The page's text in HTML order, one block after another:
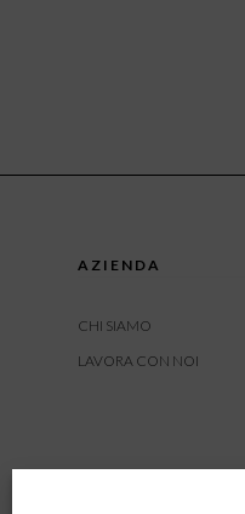
AZIENDA
CHI SIAMO
LAVORA CON NOI